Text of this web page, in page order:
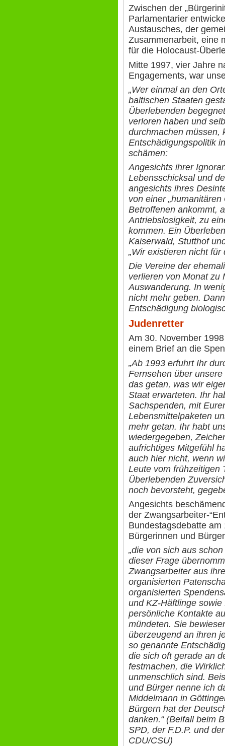
Zwischen der
Parlamentarier
Austausches, der
Zusammenarbeit, eine
für die Holocaust-
Mitte 1997, vier Jahre
Engagements, war
„Wer einmal an den
baltischen Staaten
Überlebenden
verloren haben und
durchmachen müssen,
Entschädigungspolitik
schämen:
Angesichts ihrer
Lebensschicksal und
angesichts ihres
von einer
Betroffenen ankommt,
Antriebslosigkeit, zu
kommen. Ein
Kaiserwald, Stutthof
„Wir existieren nicht für
Die Vereine der
verlieren von Monat zu
Auswanderung. In
nicht mehr geben.
Entschädigung
Judenretter
Am 30. November
einem Brief an die
„Ab 1993 erfuhrt Ihr
Fernsehen über
das getan, was wir
Staat erwarteten. Ihr
Sachspenden, mit
Lebensmittelpaketen
mehr getan. Ihr habt
wiedergegeben,
aufrichtiges Mitgefühl
auch hier nicht, wenn
Leute vom frühzeitigen
Überlebenden
noch bevorsteht,
Angesichts
der Zwangsarbeiter-
Bundestagsdebatte
Bürgerinnen und
„die von sich aus
dieser Frage
Zwangsarbeiter aus
organisierten
organisierten
und KZ-Häftlinge
persönliche Kontakte
mündeten. Sie
überzeugend an ihren
so genannte
die sich oft gerade an
festmachen, die
unmenschlich sind.
und Bürger nenne ich
Middelmann in
Bürgern hat der
danken.“ (Beifall beim
SPD, der F.D.P. und
CDU/CSU)